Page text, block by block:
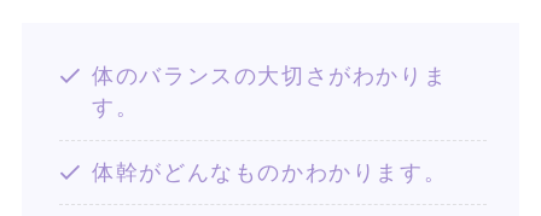
体のバランスの大切さがわかりま
す。
体幹がどんなものかわかります。